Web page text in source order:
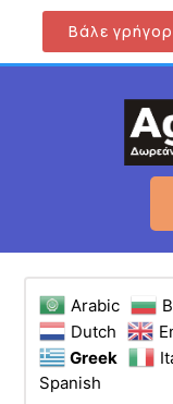
Βάλε
Arabic
Dutch
Greek
Spanish